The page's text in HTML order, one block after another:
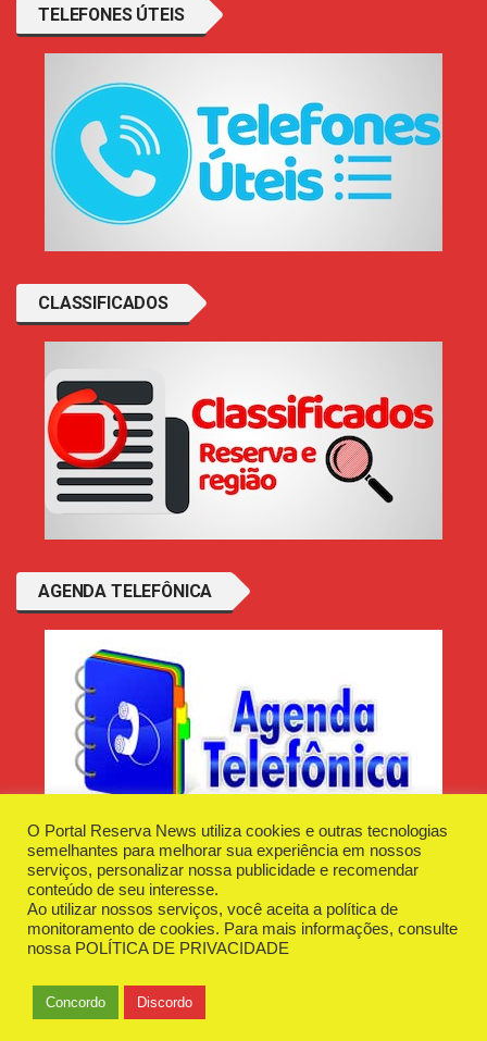
TELEFONES ÚTEIS
CLASSIFICADOS
AGENDA TELEFÔNICA
Desenvolvido e Hospedado porPlugin Informática
Reserva News Tecnologia - CNPJ - 42.509.198/0001-83
O Portal Reserva News utiliza cookies e outras tecnologias
semelhantes para melhorar sua experiência em nossos
serviços, personalizar nossa publicidade e recomendar
conteúdo de seu interesse.
Ao utilizar nossos serviços, você aceita a política de
monitoramento de cookies. Para mais informações, consulte
nossa POLÍTICA DE PRIVACIDADE
Concordo Discordo